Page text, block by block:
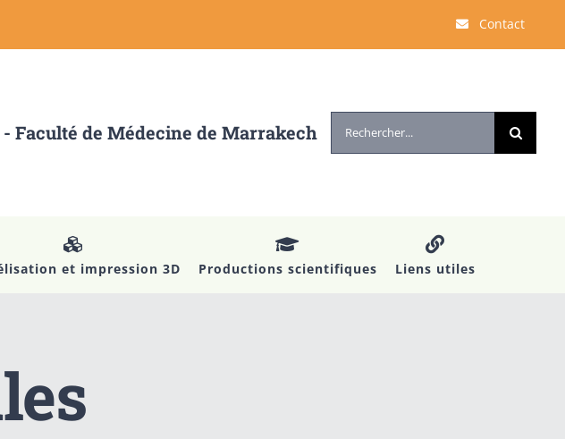
Contact
Faculté de Médecine de Marrakech Rechercher:
et impression 3D Productions scientifiques Liens utiles